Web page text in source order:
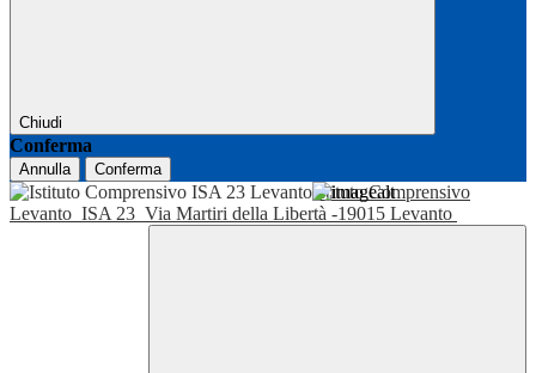
Chiudi
Conferma
Annulla Conferma
Istituto Comprensivo
Levanto ISA 23 Via Martiri della Libertà -19015 Levanto